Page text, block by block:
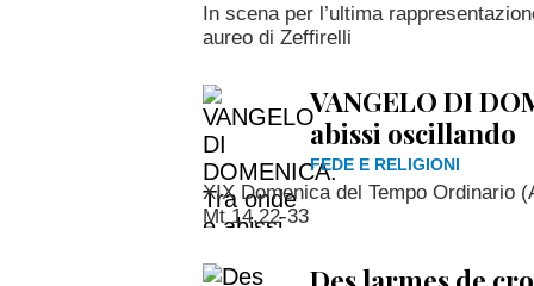
In scena per l’ultima
aureo di Zeffirelli
VANGELO DI
abissi oscillando
FEDE E RELIGIONI
XIX Domenica del Tempo Ordinario
Mt 14,22-33